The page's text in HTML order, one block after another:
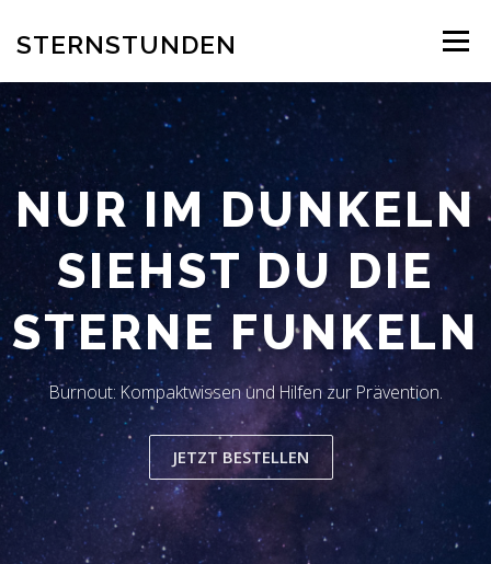
springen
STERNSTUNDEN Menü
AUTOR EINBLICK INS BUCH BESTELLUNG
REZENSION BLOG LESERSTIMMEN KONTAKT
NUR IM DUNKELN
SIEHST DU DIE
STERNE FUNKELN
Burnout: Kompaktwissen und Hilfen zur Prävention.
JETZT BESTELLEN